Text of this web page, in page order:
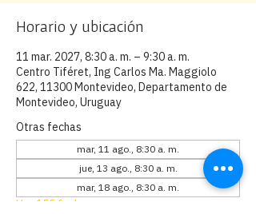
Horario y ubicación
11 mar. 2027, 8:30 a. m. – 9:30 a. m.
Centro Tiféret, Ing Carlos Ma. Maggiolo
622, 11300 Montevideo, Departamento de
Montevideo, Uruguay
Otras fechas
mar, 11 ago., 8:30 a. m.
jue, 13 ago., 8:30 a. m.
mar, 18 ago., 8:30 a. m.
Ver 155 fechas